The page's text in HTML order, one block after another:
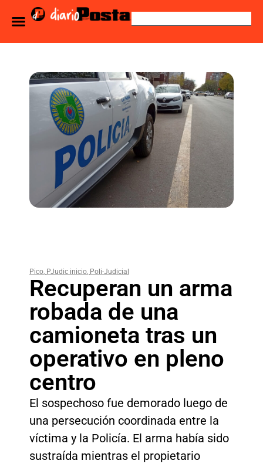
Pico, PJudic inicio, Poli-Judicial
Recuperan un arma
robada de una
camioneta tras un
operativo en pleno
centro
El sospechoso fue demorado luego de
una persecución coordinada entre la
víctima y la Policía. El arma había sido
sustraída mientras el propietario